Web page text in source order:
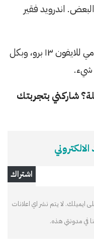
اندرويد فقير
الان مضى تقريبًا ٤ اشهر من استخدامي للايفون ١٣ برو، وبكل
شاركني بتجربتك
اشتراك
ايميلك. لا يتم نشر اي اعلانات
في مدونتي هذه.